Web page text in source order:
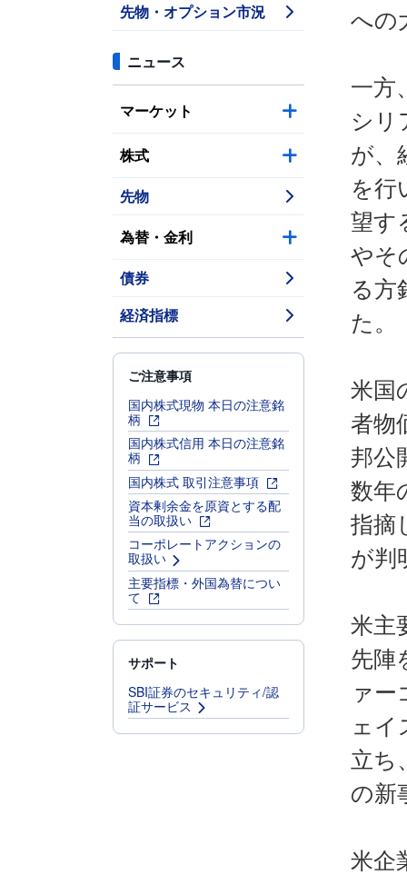
先物・オプション市況
ニュース
マーケット
株式
先物
為替・金利
債券
経済指標
ご注意事項
国内株式現物 本日の注意銘
柄
国内株式信用 本日の注意銘
柄
国内株式 取引注意事項
資本剰余金を原資とする配
当の取扱い
コーポレートアクションの
取扱い
主要指標・外国為替につい
て
サポート
SBI証券のセキュリティ/認
証サービス
への
一方
シリ
が、
を行
望す
やそ
る方
た。
米国
者物
邦公
数年
指摘
が判
米主
先陣
ァー
ェイ
立ち
の新
米企